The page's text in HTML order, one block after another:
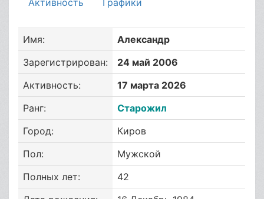
Активность Графики
Имя:
Александр
Зарегистрирован:
24 май 2006
Активность:
17 марта 2026
Ранг:
Старожил
Город:
Киров
Пол:
Мужской
Полных лет:
42